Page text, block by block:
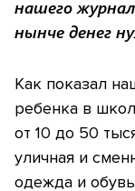
нашего
нынче денег
Как показал
ребенка в
от 10 до 50
уличная и
одежда и